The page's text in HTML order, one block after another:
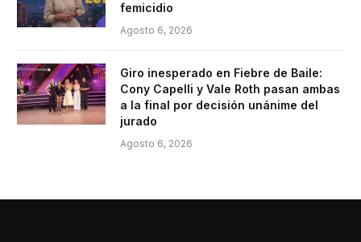
femicidio
Agosto 6, 2026
Giro inesperado en Fiebre de Baile:
Cony Capelli y Vale Roth pasan ambas
a la final por decisión unánime del
jurado
Agosto 6, 2026